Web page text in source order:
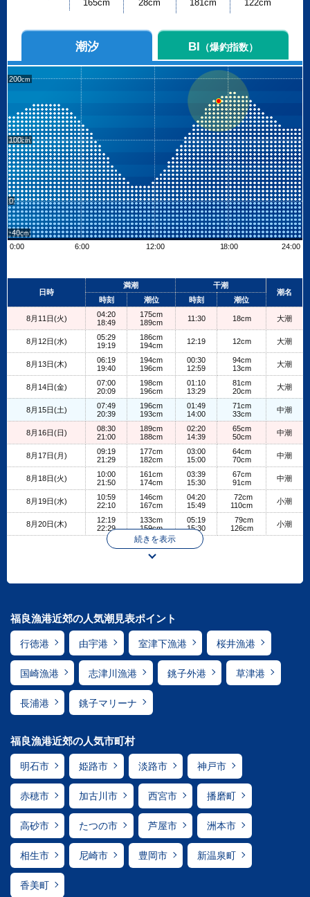
165cm 28cm 181cm 122cm
潮汐 BI （爆釣指数）
200
100
0
-40
0:00
6:00 12:00 18:00 24:00
+
日時
満潮
干潮
潮名
時刻
潮位 時刻 潮位
8月11日(火)
04:20
18:49
175cm
189cm
11:30 18cm 大潮
8月12日(水)
05:29
19:19
186cm
194cm
12:19 12cm 大潮
8月13日(木)
06:19
19:40
194cm
196cm
00:30
12:59
94cm
13cm
大潮
8月14日(金)
07:00
20:09
198cm
196cm
01:10
13:29
81cm
20cm
大潮
8月15日(土)
07:49
20:39
196cm
193cm
01:49
14:00
71cm
33cm
中潮
8月16日(日)
08:30
21:00
189cm
188cm
02:20
14:39
65cm
50cm
中潮
8月17日(月)
09:19
21:29
177cm
182cm
03:00
15:00
64cm
70cm
中潮
8月18日(火)
10:00
21:50
161cm
174cm
03:39
15:30
67cm
91cm
中潮
8月19日(水)
10:59
22:10
146cm
167cm
04:20
15:49
72cm
110cm
小潮
8月20日(木)
12:19
22:29
133cm
159cm
05:19
15:30
79cm
126cm
小潮
続きを表示
福良漁港近郊の人気潮見表ポイント
行徳港 由宇港 室津下漁港 桜井漁港
国崎漁港 志津川漁港 銚子外港 草津港
長浦港 銚子マリーナ
福良漁港近郊の人気市町村
明石市 姫路市 淡路市 神戸市
赤穂市 加古川市 西宮市 播磨町
高砂市 たつの市 芦屋市 洲本市
相生市 尼崎市 豊岡市 新温泉町
香美町